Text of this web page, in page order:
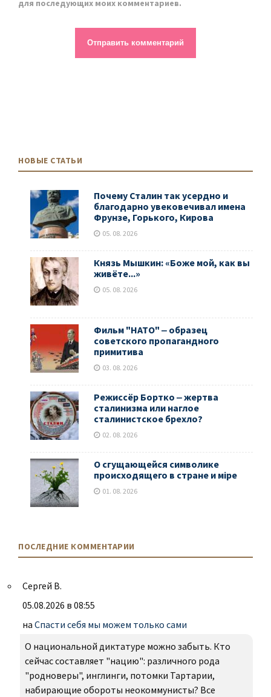
для последующих моих комментариев.
НОВЫЕ СТАТЬИ
Почему Сталин так усердно и
благодарно увековечивал имена
Фрунзе, Горького, Кирова
05. 08. 2026
Князь Мышкин: «Боже мой, как вы
живёте...»
05. 08. 2026
Фильм "НАТО" ‒ образец
советского пропагандного
примитива
03. 08. 2026
Режиссёр Бортко ‒ жертва
сталинизма или наглое
сталинистское брехло?
02. 08. 2026
О сгущающейся символике
происходящего в стране и мiре
01. 08. 2026
ПОСЛЕДНИЕ КОММЕНТАРИИ
Сергей В.
05.08.2026 в 08:55
на Спасти себя мы можем только сами
О национальной диктатуре можно забыть. Кто
сейчас составляет "нацию": различного рода
"родноверы", инглинги, потомки Тартарии,
набирающие обороты неокоммунисты? Все